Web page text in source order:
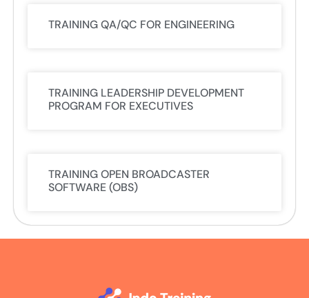
TRAINING QA/QC FOR ENGINEERING
TRAINING LEADERSHIP DEVELOPMENT
PROGRAM FOR EXECUTIVES
TRAINING OPEN BROADCASTER
SOFTWARE (OBS)